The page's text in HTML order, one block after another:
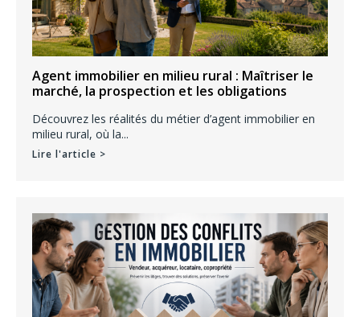
Agent immobilier en milieu rural : Maîtriser le
marché, la prospection et les obligations
Découvrez les réalités du métier d’agent immobilier en
milieu rural, où la...
Lire l'article >